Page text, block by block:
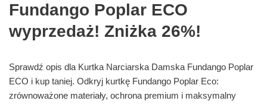
Fundango Poplar ECO
wyprzedaż! Zniżka 26%!
Sprawdź opis dla Kurtka Narciarska Damska Fundango Poplar
ECO i kup taniej. Odkryj kurtkę Fundango Poplar Eco:
zrównoważone materiały, ochrona premium i maksymalny